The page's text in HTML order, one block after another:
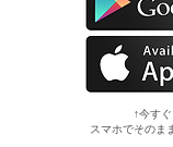
​↑今す
スマホでそのま